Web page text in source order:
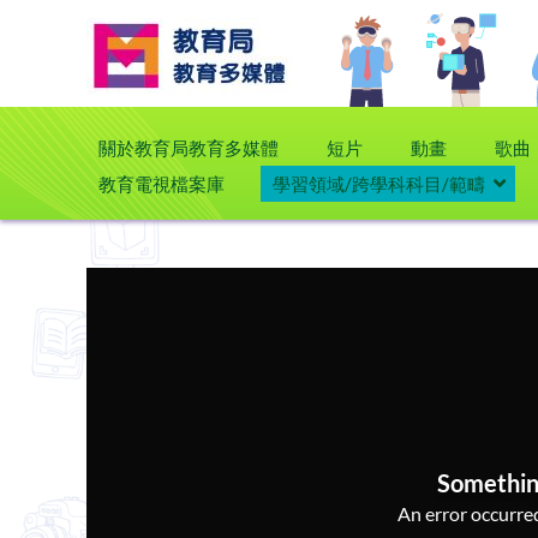
關於教育局教育多媒體 短片 動畫
歌曲
教育電視檔案庫
學習領域/跨學科科目/範疇
An error